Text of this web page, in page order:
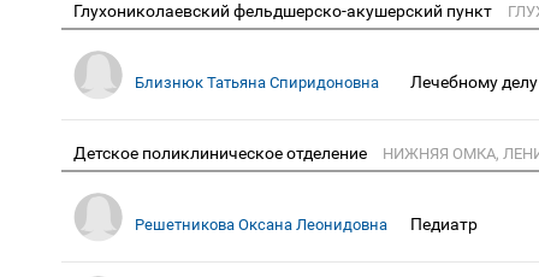
Глухониколаевский фельдшерско-акушерский пункт
Близнюк Татьяна Спиридоновна Лечебному делу
Детское поликлиническое отделение НИЖНЯЯ ОМКА,
Решетникова Оксана Леонидовна Педиатр